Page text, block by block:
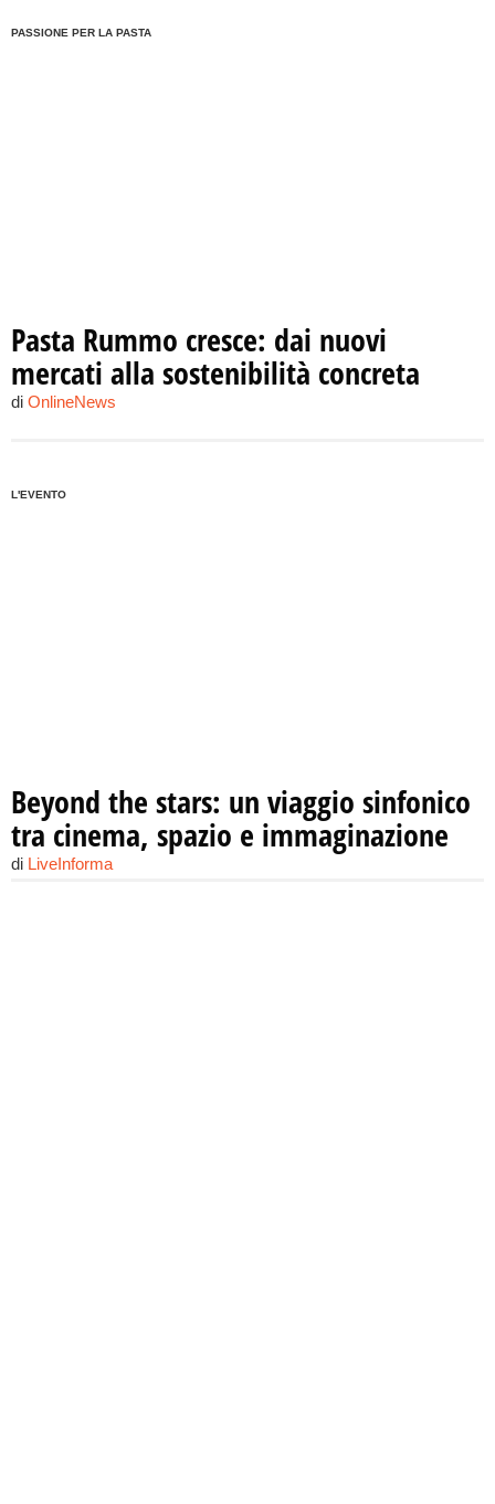
PASSIONE PER LA PASTA
Pasta Rummo cresce: dai nuovi
mercati alla sostenibilità concreta
di OnlineNews
L'EVENTO
Beyond the stars: un viaggio sinfonico
tra cinema, spazio e immaginazione
di LiveInforma